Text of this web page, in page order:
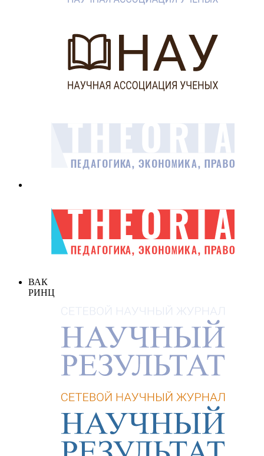
ВАК
РИНЦ